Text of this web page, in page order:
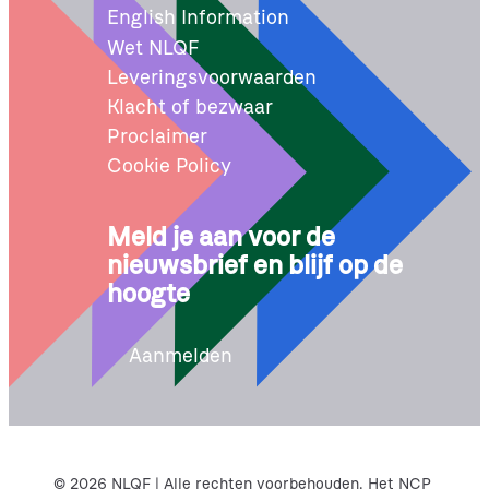
English Information
Wet NLQF
Leveringsvoorwaarden
Klacht of bezwaar
Proclaimer
Cookie Policy
Meld je aan voor de
nieuwsbrief en blijf op de
hoogte
Aanmelden
© 2026 NLQF | Alle rechten voorbehouden. Het NCP